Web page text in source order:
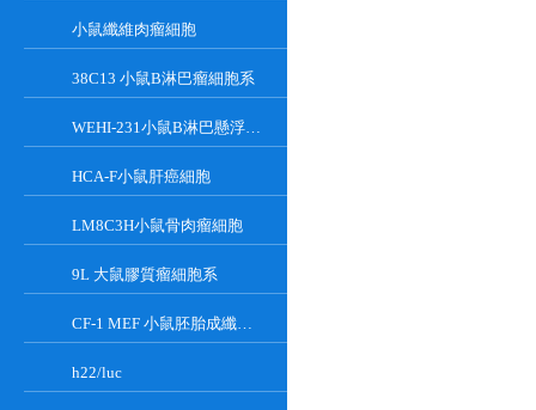
小鼠纖維肉瘤細胞
38C13 小鼠B淋巴瘤細胞系
WEHI-231小鼠B淋巴懸浮細胞系
HCA-F小鼠肝癌細胞
LM8C3H小鼠骨肉瘤細胞
9L 大鼠膠質瘤細胞系
CF-1 MEF 小鼠胚胎成纖維細胞系
h22/luc